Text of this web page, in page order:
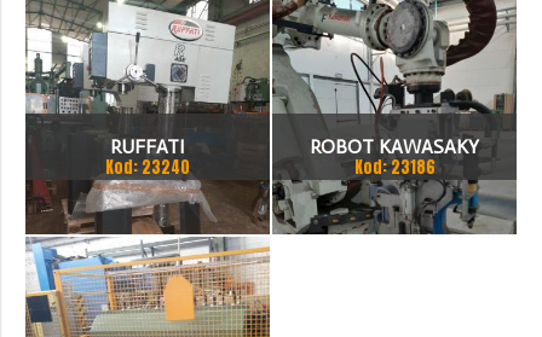
RUFFATI
Kod: 23240
ROBOT KAWASAKY
Kod: 23186